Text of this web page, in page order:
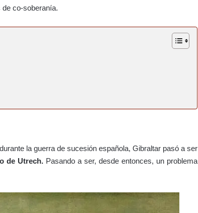
co-soberanía.
la guerra de sucesión española, Gibraltar pasó a ser
de Utrech. Pasando a ser, desde entonces, un problema